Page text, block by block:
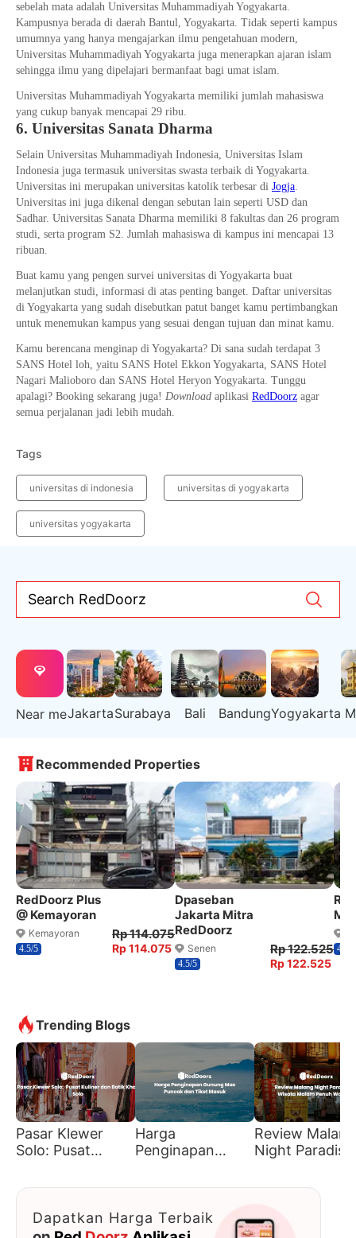
sebelah mata adalah Universitas Muhammadiyah Yogyakarta.
Kampusnya berada di daerah Bantul, Yogyakarta. Tidak seperti kampus
umumnya yang hanya mengajarkan ilmu pengetahuan modern,
Universitas Muhammadiyah Yogyakarta juga menerapkan ajaran islam
sehingga ilmu yang dipelajari bermanfaat bagi umat islam.
Universitas Muhammadiyah Yogyakarta memiliki jumlah mahasiswa
yang cukup banyak mencapai 29 ribu.
6. Universitas Sanata Dharma
Selain Universitas Muhammadiyah Indonesia, Universitas Islam
Indonesia juga termasuk universitas swasta terbaik di Yogyakarta.
Universitas ini merupakan universitas katolik terbesar di Jogja.
Universitas ini juga dikenal dengan sebutan lain seperti USD dan
Sadhar. Universitas Sanata Dharma memiliki 8 fakultas dan 26 program
studi, serta program S2. Jumlah mahasiswa di kampus ini mencapai 13
ribuan.
Buat kamu yang pengen survei universitas di Yogyakarta buat
melanjutkan studi, informasi di atas penting banget. Daftar universitas
di Yogyakarta yang sudah disebutkan patut banget kamu pertimbangkan
untuk menemukan kampus yang sesuai dengan tujuan dan minat kamu.
Kamu berencana menginap di Yogyakarta? Di sana sudah terdapat 3
SANS Hotel loh, yaitu SANS Hotel Ekkon Yogyakarta, SANS Hotel
Nagari Malioboro dan SANS Hotel Heryon Yogyakarta. Tunggu
apalagi? Booking sekarang juga! Download aplikasi RedDoorz agar
semua perjalanan jadi lebih mudah.
Tags
universitas di indonesia universitas di yogyakarta
universitas yogyakarta
Search RedDoorz
Near meJakartaSurabaya Bali BandungYogyakarta
Recommended Properties
RedDoorz Plus
@ Kemayoran
Kemayoran
4.5/5
Rp 114.075
Rp 114.075
Dpaseban
Jakarta Mitra
RedDoorz
Senen
4.5/5
Rp 122.525
Rp 122.525
4.7/5
Trending Blogs
Pasar Klewer
Solo: Pusat
Harga
Penginapan
Review Malang
Night Paradise:
Dapatkan Harga Terbaik